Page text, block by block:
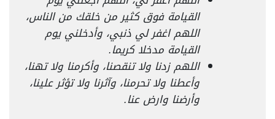
القيامة فوق كثير من خلقك من الناس،
اللهم اغفر لي ذنبي، وأدخلني يوم
القيامة مدخلا كريما.
اللهم زدنا ولا تنقصنا، وأكرمنا ولا تهنا،
وأعطنا ولا تحرمنا، وآثرنا ولا تؤثر علينا،
وأرضنا وارض عنا.